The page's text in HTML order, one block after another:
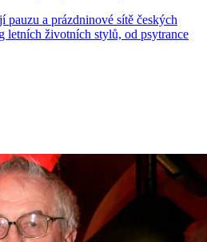
pauzu a prázdninové sítě českých
letních životních stylů, od psytrance